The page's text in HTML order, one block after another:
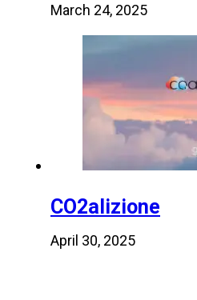
March 24, 2025
CO2alizione
April 30, 2025